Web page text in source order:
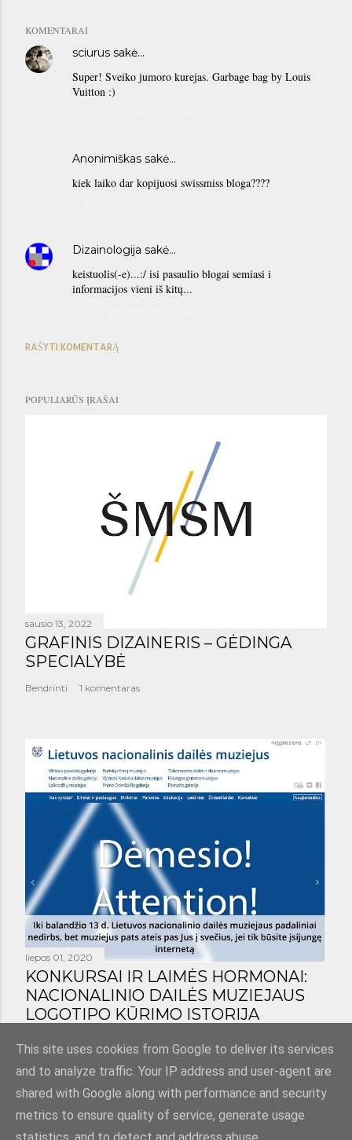
KOMENTARAI
sciurus sakė…
Super! Sveiko jumoro kurejas. Garbage bag by Louis
Vuitton :)
Anonimiškas sakė…
kiek laiko dar kopijuosi swissmiss bloga????
Dizainologija sakė…
keistuolis(-e)...:/ isi pasaulio blogai semiasi i
informacijos vieni iš kitų...
RAŠYTI KOMENTARĄ
POPULIARŪS ĮRAŠAI
sausio 13, 2022
GRAFINIS DIZAINERIS – GĖDINGA
SPECIALYBĖ
Bendrinti 1 komentaras
liepos 01, 2020
KONKURSAI IR LAIMĖS HORMONAI:
NACIONALINIO DAILĖS MUZIEJAUS
LOGOTIPO KŪRIMO ISTORIJA
This site uses cookies from Google to deliver its services
and to analyze traffic. Your IP address and user-agent are
shared with Google along with performance and security
metrics to ensure quality of service, generate usage